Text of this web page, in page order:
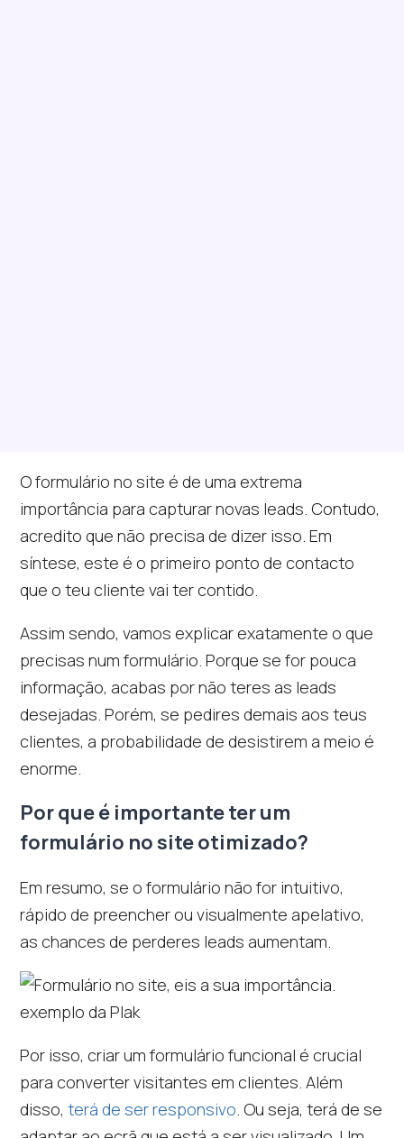
O formulário no site é de uma extrema
importância para capturar novas leads. Contudo,
acredito que não precisa de dizer isso. Em
síntese, este é o primeiro ponto de contacto
que o teu cliente vai ter contido.
Assim sendo, vamos explicar exatamente o que
precisas num formulário. Porque se for pouca
informação, acabas por não teres as leads
desejadas. Porém, se pedires demais aos teus
clientes, a probabilidade de desistirem a meio é
enorme.
Por que é importante ter um
formulário no site otimizado?
Em resumo, se o formulário não for intuitivo,
rápido de preencher ou visualmente apelativo,
as chances de perderes leads aumentam.
Por isso, criar um formulário funcional é crucial
para converter visitantes em clientes. Além
disso,terá de ser responsivo. Ou seja, terá de se